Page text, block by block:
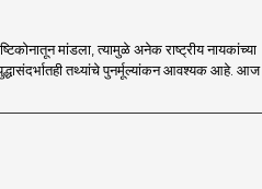
मांडला, त्यामुळे अनेक राष्ट्रीय नायकांच्या
युद्धासंदर्भातही तथ्यांचे पुनर्मूल्यांकन आवश्यक आहे. आज